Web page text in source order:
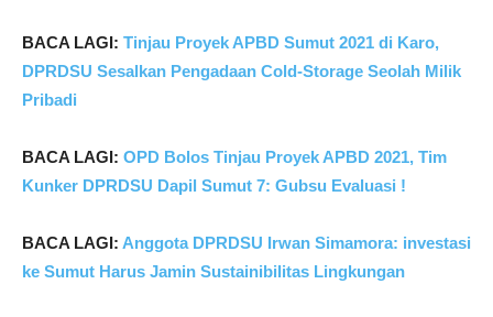
BACA LAGI: Tinjau Proyek APBD Sumut 2021 di Karo,
DPRDSU Sesalkan Pengadaan Cold-Storage Seolah Milik
Pribadi
BACA LAGI: OPD Bolos Tinjau Proyek APBD 2021, Tim
Kunker DPRDSU Dapil Sumut 7: Gubsu Evaluasi !
BACA LAGI: Anggota DPRDSU Irwan Simamora: investasi
ke Sumut Harus Jamin Sustainibilitas Lingkungan